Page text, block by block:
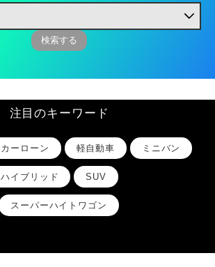
注目のキーワード
カーローン 軽自動車 ミニバン
ハイブリッド SUV
スーパーハイトワゴン